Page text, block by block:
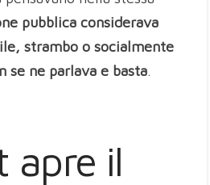
pubblica considerava
strambo o socialmente
se ne parlava e basta.
apre il